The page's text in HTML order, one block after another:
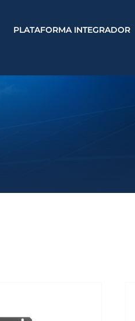
PLATAFORMA INTEGRADOR